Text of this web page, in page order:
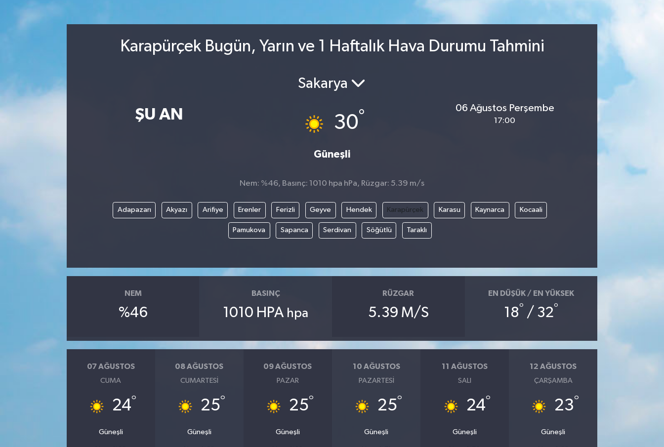
Karapürçek Bugün, Yarın ve 1 Haftalık Hava Durumu Tahmini
ŞU AN
Sakarya
30°
Güneşli
06 Ağustos Perşembe
17:00
Nem: %46, Basınç: 1010 hpa hPa, Rüzgar: 5.39 m/s
Adapazarı Akyazı Arifiye Erenler Ferizli Geyve Hendek Karapürçek Karasu Kaynarca Kocaali
Pamukova Sapanca Serdivan Söğütlü Taraklı
NEM
%46
BASINÇ
1010 HPA hpa
RÜZGAR
5.39 M/S
EN DÜŞÜK / EN YÜKSEK
18° / 32°
07 AĞUSTOS
CUMA
24°
Güneşli
08 AĞUSTOS
CUMARTESI
25°
Güneşli
09 AĞUSTOS
PAZAR
25°
Güneşli
10 AĞUSTOS
PAZARTESI
25°
Güneşli
11 AĞUSTOS
SALI
24°
Güneşli
12 AĞUSTOS
ÇARŞAMBA
23°
Güneşli